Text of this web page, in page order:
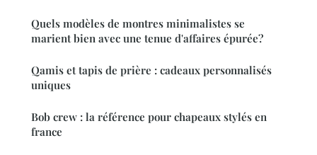
Quels modèles de montres minimalistes se
marient bien avec une tenue d'affaires épurée?
Qamis et tapis de prière : cadeaux personnalisés
uniques
Bob crew : la référence pour chapeaux stylés en
france